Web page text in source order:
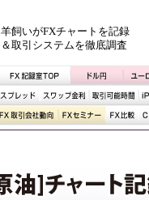
羊飼いがFXチャートを記録
＆取引システムを徹底調査